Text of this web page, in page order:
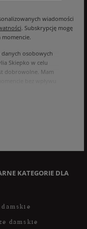
wiadomości
. Subskrypcję mogę
osobowych
Skiepko w celu
dobrowolne. Mam
prawo dostępu
KATEGORIE DLA
damskie